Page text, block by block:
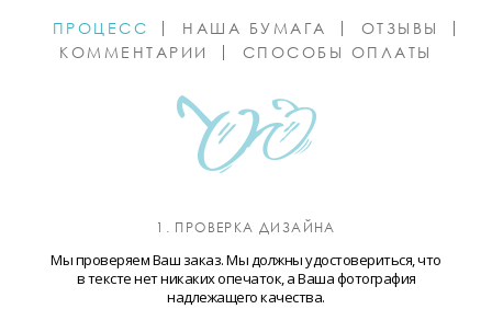
ПРОЦЕСС НАША БУМАГА
ОТЗЫВЫ
КОММЕНТАРИИ
СПОСОБЫ ОПЛАТЫ
1. ПРОВЕРКА ДИЗАЙНА
Мы проверяем Ваш заказ. Мы должны удостовериться, что
в тексте нет никаких опечаток, а Ваша фотография
надлежащего качества.